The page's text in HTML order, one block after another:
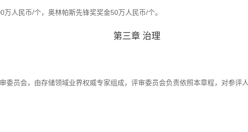
万人民币/个，奥林帕斯先锋奖奖金50万人民币/个。
第三章 治理
委员会，由存储领域业界权威专家组成，评审委员会负责依照本章程，对参评